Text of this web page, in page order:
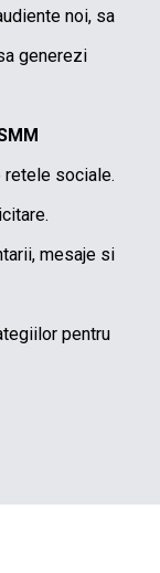
noi, sa
generezi
retele sociale.
mesaje si
pentru